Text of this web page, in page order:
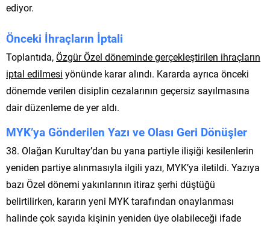
ediyor.
Önceki İhraçların İptali
Toplantıda, Özgür Özel döneminde gerçekleştirilen ihraçların
iptal edilmesi yönünde karar alındı. Kararda ayrıca önceki
dönemde verilen disiplin cezalarının geçersiz sayılmasına
dair düzenleme de yer aldı.
MYK’ya Gönderilen Yazı ve Olası Geri Dönüşler
38. Olağan Kurultay’dan bu yana partiyle ilişiği kesilenlerin
yeniden partiye alınmasıyla ilgili yazı, MYK’ya iletildi. Yazıya
bazı Özel dönemi yakınlarının itiraz şerhi düştüğü
belirtilirken, kararın yeni MYK tarafından onaylanması
halinde çok sayıda kişinin yeniden üye olabileceği ifade